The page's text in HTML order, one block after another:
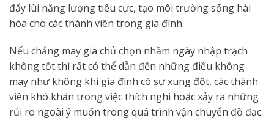
đẩy lùi năng lượng tiêu cực, tạo môi trường sống hài
hòa cho các thành viên trong gia đình.
Nếu chẳng may gia chủ chọn nhầm ngày nhập trạch
không tốt thì rất có thể dẫn đến những điều không
may như không khí gia đình có sự xung đột, các thành
viên khó khăn trong việc thích nghi hoặc xảy ra những
rủi ro ngoài ý muốn trong quá trình vận chuyển đồ đạc.